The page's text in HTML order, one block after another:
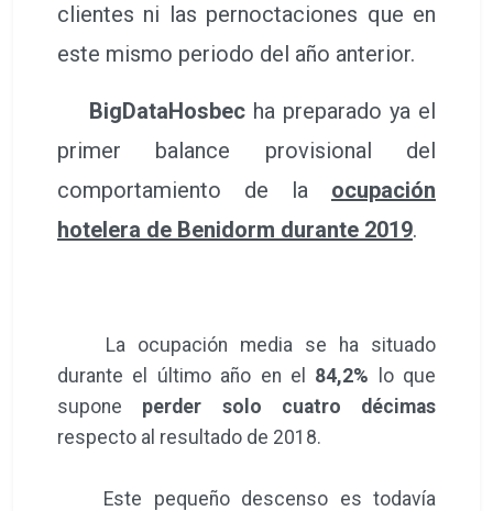
clientes ni las pernoctaciones que en
este mismo periodo del año anterior.
BigDataHosbecha preparado ya el
primer balance provisional del
comportamiento de la ocupación
hotelera de Benidorm durante 2019.
La ocupación media se ha situado
durante el último año en el 84,2% lo que
supone perder solo cuatro décimas
respecto al resultado de 2018.
Este pequeño descenso es todavía